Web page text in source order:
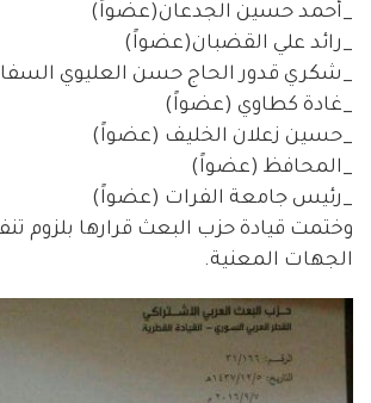
_أحمد حسين الجدعان(عضواً)
_رائد علي القضبان(عضواً)
_شكري قدور الحاج حسن العليوي
_غادة كطاوي (عضواً)
_حسين زعلان الخليف (عضواً)
_المحافظ (عضواً)
_رئيس جامعة الفرات (عضواً)
وختمت قيادة حزب البعث قرارها بلزوم
الجهات المعنية.